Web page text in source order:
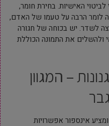
האישיות. בחירת חומר,
לומר הרבה על טעמו של האדם,
לשדר. יש בכוחה של חגורה
ולהשלים את התמונה הכוללת
– המגוון
אינספור אפשרויות